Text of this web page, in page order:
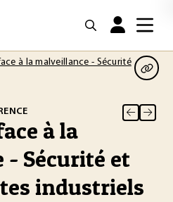
à la malveillance - Sécurité
à la
Sécurité et
industriels